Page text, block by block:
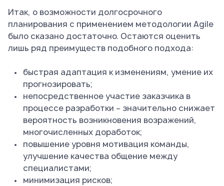
Итак, о возможности долгосрочного
планирования с применением методологии Agile
было сказано достаточно. Остаются оценить
лишь ряд преимуществ подобного подхода:
быстрая адаптация к изменениям, умение их
прогнозировать;
непосредственное участие заказчика в
процессе разработки – значительно снижает
вероятность возникновения возражений,
многочисленных доработок;
повышение уровня мотивация команды,
улучшение качества общение между
специалистами;
минимизация рисков;